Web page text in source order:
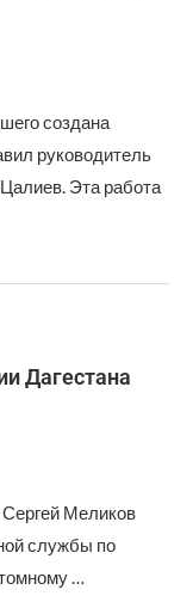
создана
руководитель
Эта работа
Дагестана
Сергей Меликов
службы по
…